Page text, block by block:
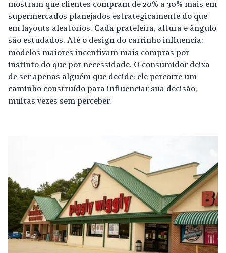
mostram que clientes compram de 20% a 30% mais em
supermercados planejados estrategicamente do que
em layouts aleatórios. Cada prateleira, altura e ângulo
são estudados. Até o design do carrinho influencia:
modelos maiores incentivam mais compras por
instinto do que por necessidade. O consumidor deixa
de ser apenas alguém que decide: ele percorre um
caminho construído para influenciar sua decisão,
muitas vezes sem perceber.